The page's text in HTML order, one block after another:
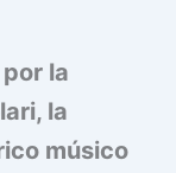
la
la
músico